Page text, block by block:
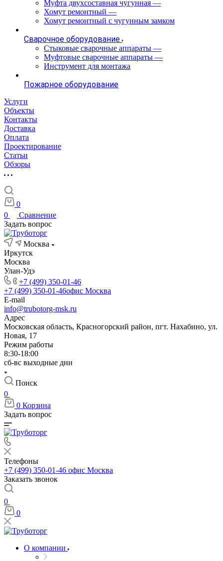
Муфта двухсоставная чугунная —
Хомут ремонтный —
Хомут ремонтный с чугунным замком
Сварочное оборудование
Стыковые сварочные аппараты —
Муфтовые сварочные аппараты —
Инструмент для монтажа
Пожарное оборудование
Услуги
Объекты
Контакты
Доставка
Оплата
Проектирование
Статьи
Обзоры
0
0
Сравнение
Задать вопрос
Москва
Иркутск
Москва
Улан-Удэ
+7 (499) 350-01-46
+7 (499) 350-01-46офис Москва
E-mail
info@trubotorg-msk.ru
Адрес
Московская область, Красногорский район, пгт. Нахабино, ул.
Новая, 17
Режим работы
8:30-18:00
сб-вс выходные дни
Поиск
0
0 Корзина
Задать вопрос
Телефоны
+7 (499) 350-01-46 офис Москва
Заказать звонок
0
0
О компании